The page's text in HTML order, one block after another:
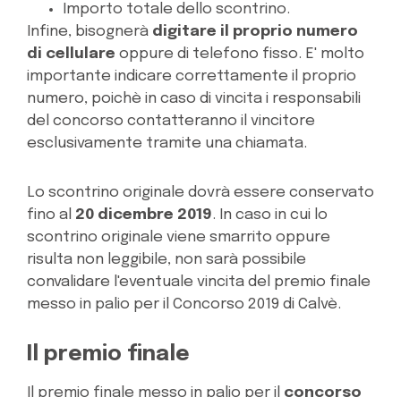
Importo totale dello scontrino.
Infine, bisognerà digitare il proprio numero
di cellulare oppure di telefono fisso. E' molto
importante indicare correttamente il proprio
numero, poichè in caso di vincita i responsabili
del concorso contatteranno il vincitore
esclusivamente tramite una chiamata.
Lo scontrino originale dovrà essere conservato
fino al 20 dicembre 2019. In caso in cui lo
scontrino originale viene smarrito oppure
risulta non leggibile, non sarà possibile
convalidare l'eventuale vincita del premio finale
messo in palio per il Concorso 2019 di Calvè.
Il premio finale
Il premio finale messo in palio per il concorso